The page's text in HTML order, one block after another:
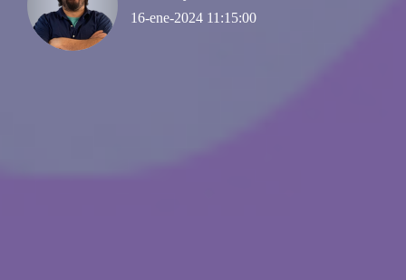
16-ene-2024 11:15:00